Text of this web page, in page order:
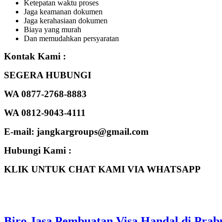
Ketepatan waktu proses
Jaga keamanan dokumen
Jaga kerahasiaan dokumen
Biaya yang murah
Dan memudahkan persyaratan
Kontak Kami :
SEGERA HUBUNGI
WA 0877-2768-8883
WA 0812-9043-4111
E-mail: jangkargroups@gmail.com
Hubungi Kami :
KLIK UNTUK CHAT KAMI VIA WHATSAPP